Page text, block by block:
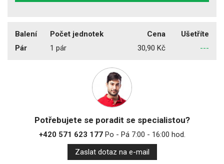
Balení Počet jednotek Cena
Ušetříte
Pár
1 pár 30,90 Kč ---
Potřebujete se poradit se specialistou?
+420 571 623 177Po - Pá 7:00 - 16:00 hod.
Zaslat dotaz na e-mail